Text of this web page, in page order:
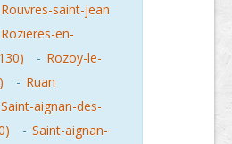
Rouvres-saint-jean
Rozieres-en-
- Rozoy-le-
- Ruan
Saint-aignan-des-
- Saint-aignan-